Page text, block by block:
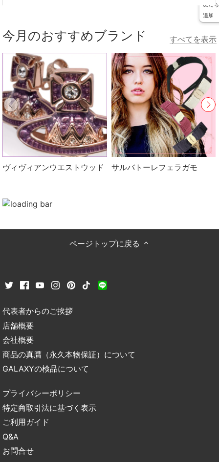
友だち
追加
今月のおすすめブランド すべてを表示
ヴィヴィアンウエストウッド サルバトーレフェラガモ
ページトップに戻る
代表者からのご挨拶
店舗概要
会社概要
商品の真贋（永久本物保証）について
GALAXYの検品について
プライバシーポリシー
特定商取引法に基づく表示
ご利用ガイド
Q&A
お問合せ